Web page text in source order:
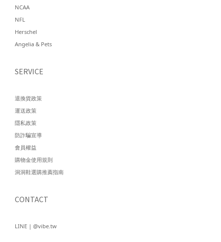
NCAA
NFL
Herschel
Angelia & Pets
SERVICE
退換貨政策
運送政策
隱私政策
防詐騙宣導
會員權益
購物金使用規則
洞洞鞋選購推薦指南
CONTACT
LINE | @vibe.tw